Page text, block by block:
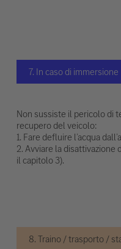
7. In caso di immersione
Non sussiste il pericolo di
recupero del veicolo:
1. Fare defluire l’acqua
2. Avviare la disattivazione
il capitolo 3).
8. Traino / trasporto /